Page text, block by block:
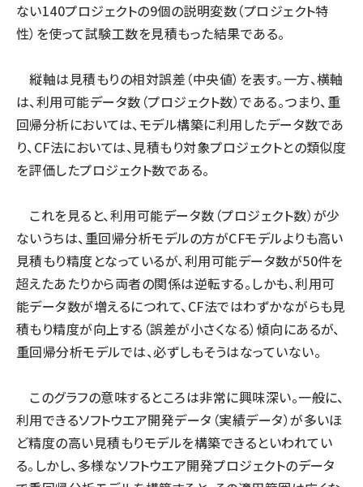
ない140プロジェクトの9個の説明変数（プロジェクト特
性）を使って試験工数を見積もった結果である。
縦軸は見積もりの相対誤差（中央値）を表す。一方、横軸
は、利用可能データ数（プロジェクト数）である。つまり、重
回帰分析においては、モデル構築に利用したデータ数であ
り、CF法においては、見積もり対象プロジェクトとの類似度
を評価したプロジェクト数である。
これを見ると、利用可能データ数（プロジェクト数）が少
ないうちは、重回帰分析モデルの方がCFモデルよりも高い
見積もり精度となっているが、利用可能データ数が50件を
超えたあたりから両者の関係は逆転する。しかも、利用可
能データ数が増えるにつれて、CF法ではわずかながらも見
積もり精度が向上する（誤差が小さくなる）傾向にあるが、
重回帰分析モデルでは、必ずしもそうはなっていない。
このグラフの意味するところは非常に興味深い。一般に、
利用できるソフトウエア開発データ（実績データ）が多いほ
ど精度の高い見積もりモデルを構築できるといわれてい
る。しかし、多様なソフトウエア開発プロジェクトのデータ